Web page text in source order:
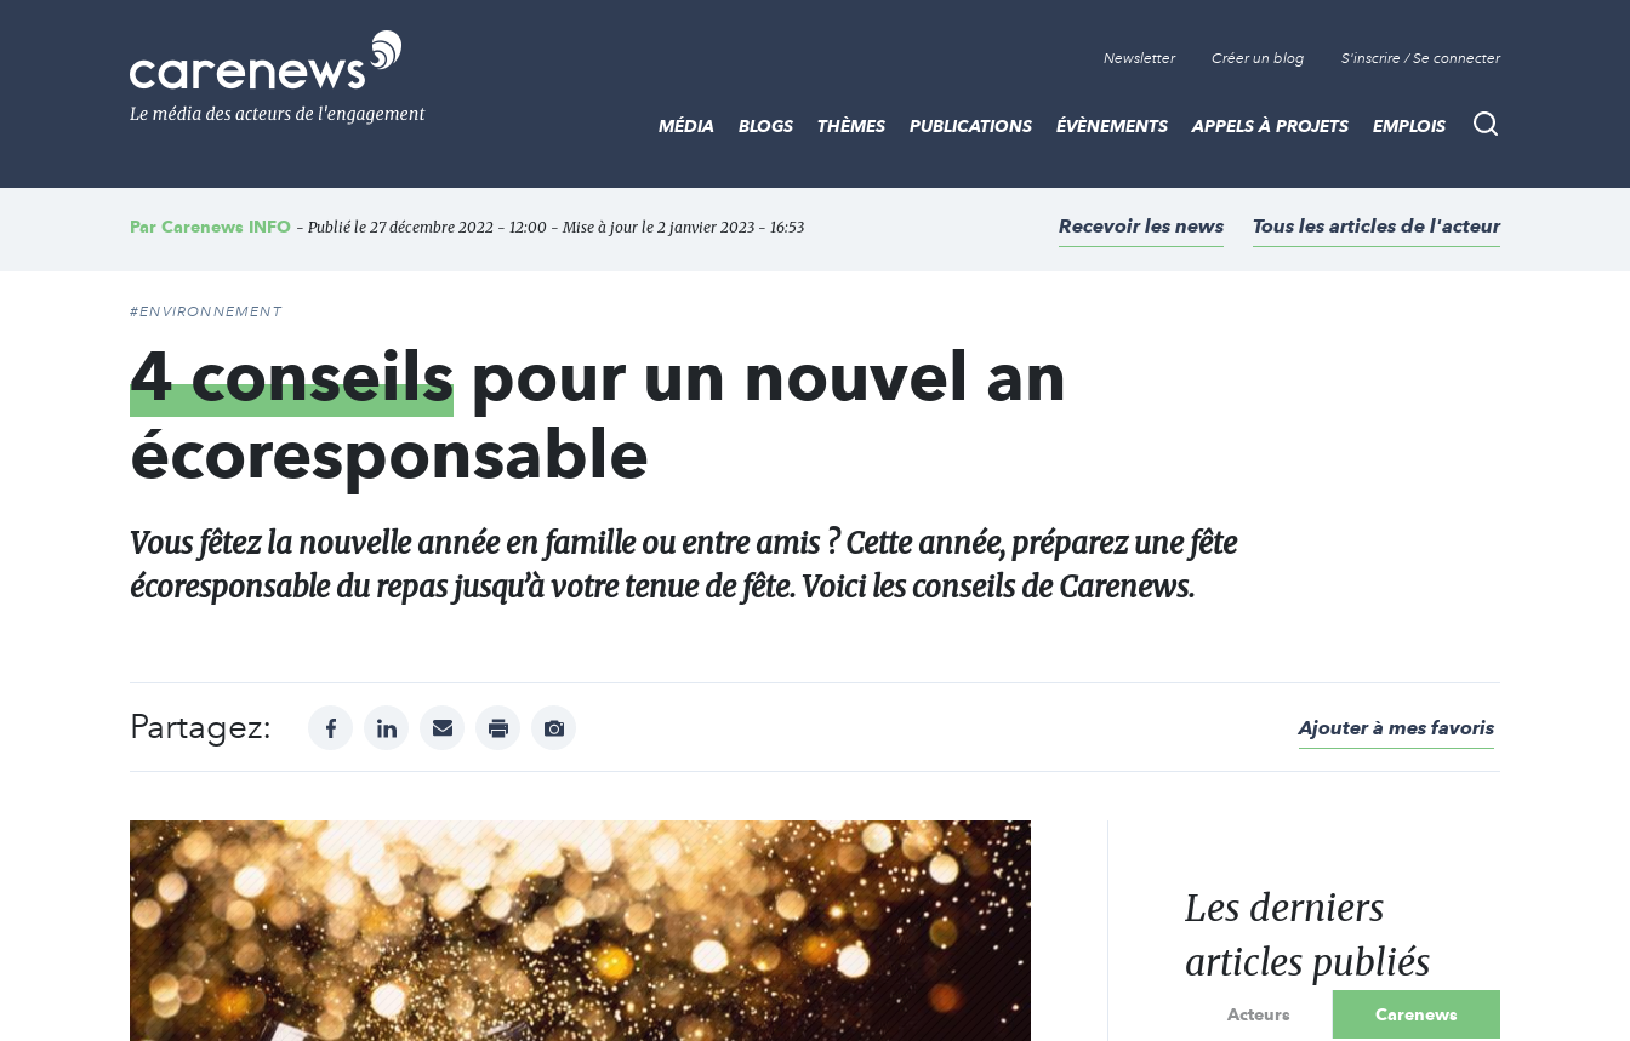
Le
média
de
l'engagement
Newsletter Créer un blog S'inscrire / Se connecter
Recherche
MÉDIA BLOGS THÈMES PUBLICATIONS ÉVÈNEMENTS APPELS À PROJETS EMPLOIS
Par Carenews INFO - Publié le 27 décembre 2022 - 12:00 - Mise à jour le 2 janvier 2023 - 16:53 Recevoir les news Tous les articles de l'acteur
#ENVIRONNEMENT
4 conseils pour un nouvel an
écoresponsable
Vous fêtez la nouvelle année en famille ou entre amis ? Cette année, préparez une fête
écoresponsable du repas jusqu’à votre tenue de fête. Voici les conseils de Carenews.
Partagez: facebooklinkedinmail print
Afficher
Ajouter à mes favoris
Les derniers
articles publiés
Acteurs Carenews